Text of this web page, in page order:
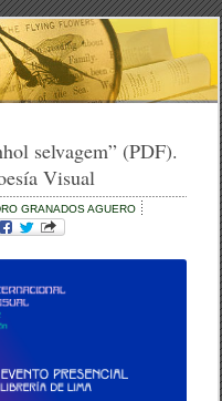
selvagem” (PDF).
Visual
GRANADOS AGUERO